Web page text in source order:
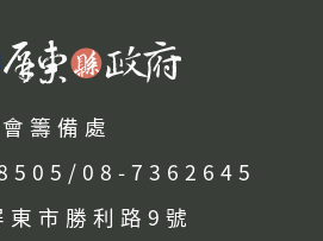
籌備處
08-7362645
市勝利路9號